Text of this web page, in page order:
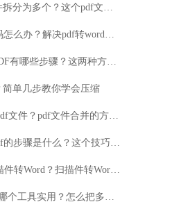
4.怎么将pdf文件拆分为多个？这个pdf文件拆分方法就很简单！
5.pdf转word乱码怎么办？解决pdf转word乱码技巧分享
6.Word转换成PDF有哪些步骤？这两种方法教大家解决
简单几步教你学会压缩
8.wps如何合并pdf文件？pdf文件合并的方法推荐
9.excel在线转pdf的步骤是什么？这个技巧要记住
10.怎么样把扫描件转Word？扫描件转Word的方法分享
11.合并两个pdf哪个工具实用？怎么把多个pdf合并？